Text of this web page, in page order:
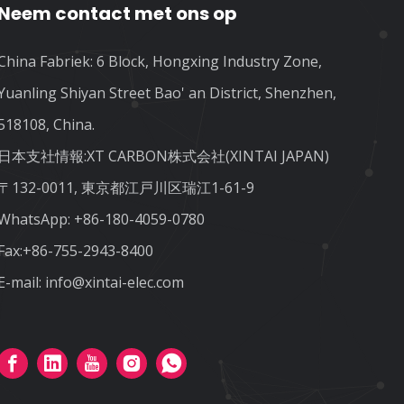
contact met ons op
Fabriek: 6 Block, Hongxing Industry Zone,
Shiyan Street Bao' an District, Shenzhen,
China.
日本支社情報:XT CARBON株式会社(XINTAI JAPAN)
132-0011, 東京都江戸川区瑞江1-61-9
+86-180-4059-0780
755-2943-8400
mail: info@xintai-elec.com